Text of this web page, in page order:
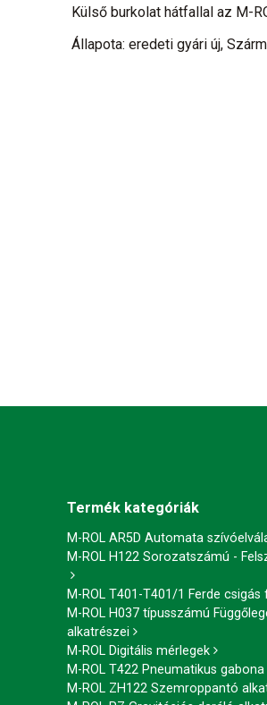
Külső burkolat hátfallal az M-
Állapota: eredeti gyári új,
Termék kategóriák
M-ROL AR5D Automata
M-ROL H122 Sorozatszámú -
M-ROL T401-T401/1 Ferde
M-ROL H037 típusszámú
alkatrészei
M-ROL Digitális mérlegek
M-ROL T422 Pneumatikus
M-ROL ZH122 Szemroppantó